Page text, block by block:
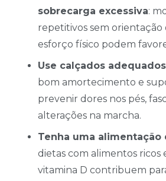
sobrecarga excessiva:
repetitivos sem orientação
esforço físico podem
Use calçados adequados
bom amortecimento e
prevenir dores nos pés,
alterações na marcha.
Tenha uma alimentação
dietas com alimentos ricos
vitamina D contribuem